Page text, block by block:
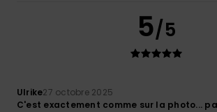
5/5
Ulrike27 octobre 2025
C'est exactement comme sur la photo...